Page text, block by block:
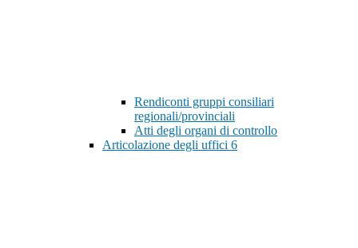
Rendiconti gruppi consiliari
regionali/provinciali
Atti degli organi di controllo
Articolazione degli uffici 6